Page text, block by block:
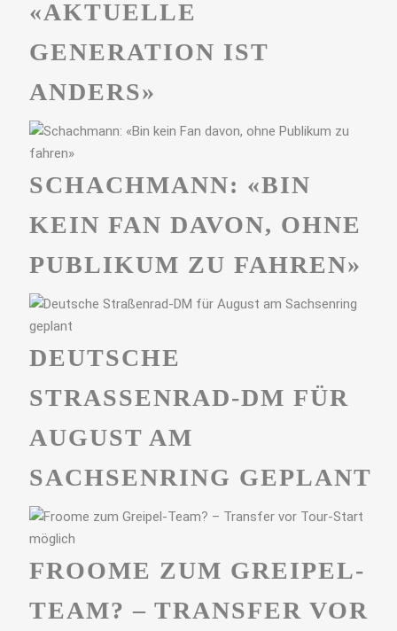
«AKTUELLE
GENERATION IST
ANDERS»
SCHACHMANN: «BIN
KEIN FAN DAVON, OHNE
PUBLIKUM ZU FAHREN»
DEUTSCHE
STRASSENRAD-DM FÜR A
UGUST AM S
ACHSENRING GEPLANT
FROOME ZUM GREIPEL-
TEAM? – TRANSFER VOR